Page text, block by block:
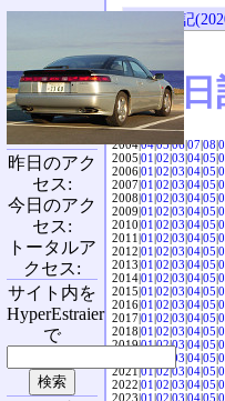
«前の日記
SVX日
2004|04|05|06|07|08|
2005|01|02|03|04|05|
2006|01|02|03|04|05|
2007|01|02|03|04|05|
2008|01|02|03|04|05|
2009|01|02|03|04|05|
2010|01|02|03|04|05|
2011|01|02|03|04|05|
2012|01|02|03|04|05|
2013|01|02|03|04|05|
2014|01|02|03|04|05|
2015|01|02|03|04|05|
2016|01|02|03|04|05|
2017|01|02|03|04|05|
2018|01|02|03|04|05|
2019|01|02|03|04|05|
03|04|05|
2021|01|02|03|04|05|
2022|01|02|03|04|05|
2023|01|02|03|04|05|
昨日のアク
セス:
今日のアク
セス:
トータルア
クセス:
サイト内を
HyperEstraier
で